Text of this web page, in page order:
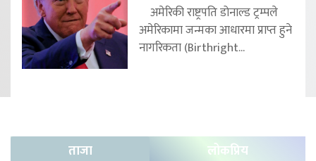
अमेरिकी राष्ट्रपति डोनाल्ड ट्रम्पले
अमेरिकामा जन्मका आधारमा प्राप्त हुने
नागरिकता (Birthright...
ताजा लोकप्रिय